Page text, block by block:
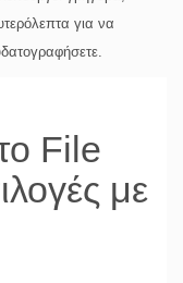
για να
File
με